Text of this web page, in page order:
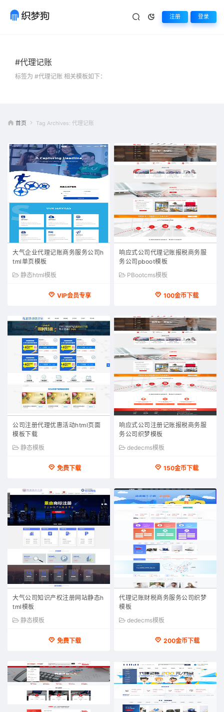
注册 登录
#代理记账
标签为 #代理记账 相关模板如下：
首页 Tag Archives: 代理记账
大气企业代理记账商务服务公司h
tml单页模板
静态html模板
VIP会员专享
响应式公司代理记账报税商务服
务公司pboot模板
PBootcms模板
100金币下载
公司注册代理优惠活动html页面
模板下载
静态模板
免费下载
响应式公司注册记账报税商务服
务公司织梦模板
dedecms模板
150金币下载
大气公司知识产权注册网站静态h
tml模板
静态模板
免费下载
代理记账财税商务服务公司织梦
模板
dedecms模板
200金币下载